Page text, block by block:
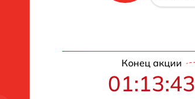
Конец акции
01:13:42